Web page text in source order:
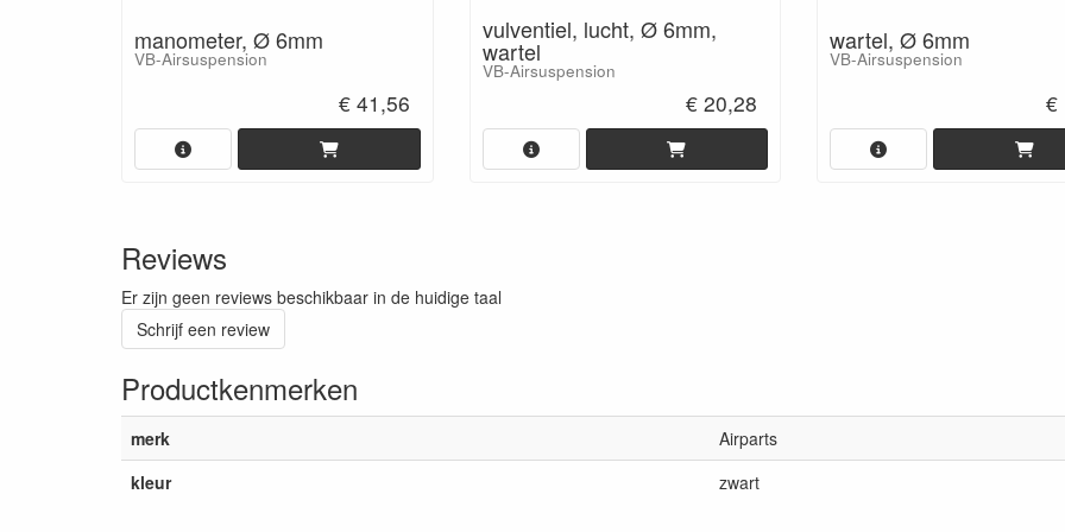
manometer, Ø 6mm
VB-Airsuspension
€ 41,56
vulventiel, lucht, Ø 6mm,
wartel
VB-Airsuspension
€ 20,28
wartel, Ø 6mm
VB-Airsuspension
€
Reviews
Er zijn geen reviews beschikbaar in de huidige taal
Schrijf een review
Productkenmerken
merk
Airparts
kleur
zwart